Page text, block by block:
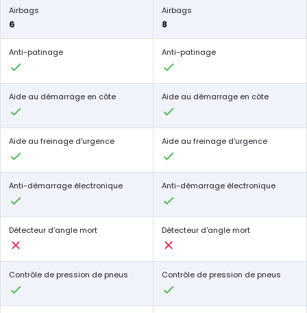
Airbags
6
Airbags
8
Anti-patinage Anti-patinage
Aide au démarrage en côte Aide au démarrage en côte
Aide au freinage d'urgence Aide au freinage d'urgence
Anti-démarrage électronique Anti-démarrage électronique
Détecteur d'angle mort Détecteur d'angle mort
Contrôle de pression de pneus Contrôle de pression de pneus